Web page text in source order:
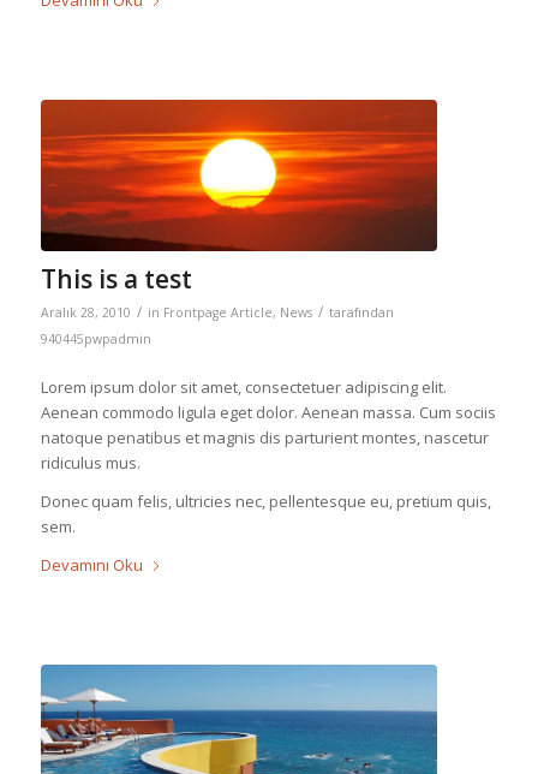
This is a test
Aralık 28, 2010 / in Frontpage Article, News / tarafından
940445pwpadmin
Lorem ipsum dolor sit amet, consectetuer adipiscing elit.
Aenean commodo ligula eget dolor. Aenean massa. Cum sociis
natoque penatibus et magnis dis parturient montes, nascetur
ridiculus mus.
Donec quam felis, ultricies nec, pellentesque eu, pretium quis,
sem.
Devamını Oku